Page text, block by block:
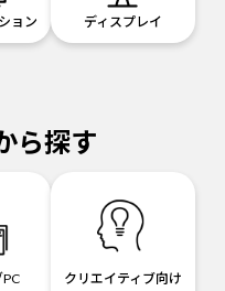
ョン ディスプレイ
ら探す
クリエイティブ向け